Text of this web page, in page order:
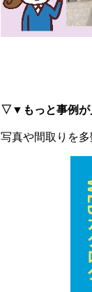
▽▼もっと事例が
写真や間取りを多